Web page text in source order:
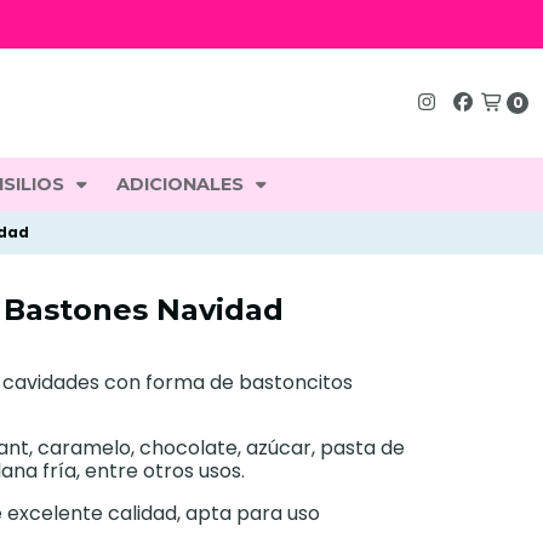
0
ADICIONALES
Navidad
cavidades con forma de bastoncitos
caramelo, chocolate, azúcar, pasta de
fría, entre otros usos.
excelente calidad, apta para uso